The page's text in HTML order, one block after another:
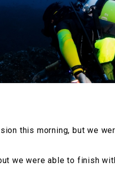
this morning, but we
we were able to finish